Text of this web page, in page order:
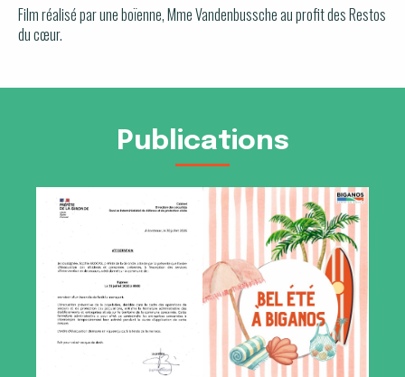
Film réalisé par une boïenne, Mme Vandenbussche au profit des Restos
du cœur.
Publications